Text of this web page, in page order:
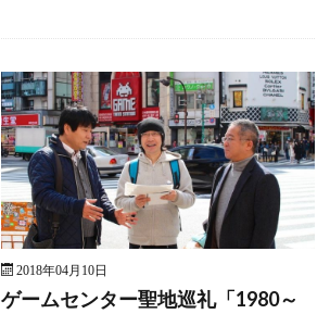
2018年04月10日
ゲームセンター聖地巡礼「1980～